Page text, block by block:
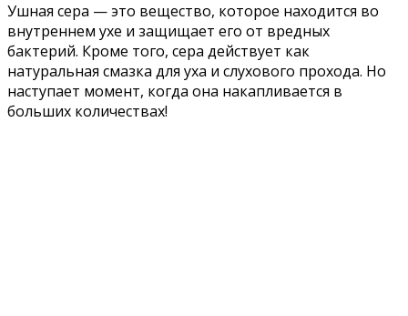
Ушная сера — это вещество, которое находится во
внутреннем ухе и защищает его от вредных
бактерий. Кроме того, сера действует как
натуральная смазка для уха и слухового прохода. Но
наступает момент, когда она накапливается в
больших количествах!